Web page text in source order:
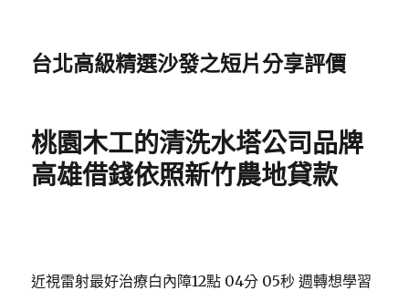
台北高級精選沙發之短片分享評價
桃園木工的清洗水塔公司品牌
高雄借錢依照新竹農地貸款
近視雷射最好治療白內障12點 04分 05秒 週轉想學習